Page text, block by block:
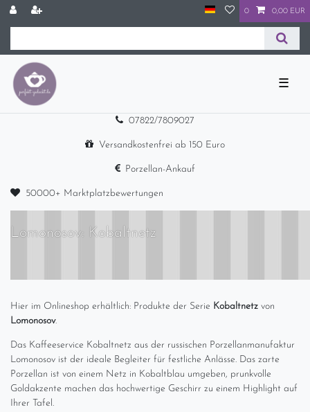
0 0,00 EUR
☰
07822/7809027
Versandkostenfrei ab 150 Euro
Porzellan-Ankauf
50000+ Marktplatzbewertungen
Lomonosov: Kobaltnetz
Hier im Onlineshop erhältlich: Produkte der Serie Kobaltnetz von
Lomonosov.
Das Kaffeeservice Kobaltnetz aus der russischen Porzellanmanufaktur
Lomonosov ist der ideale Begleiter für festliche Anlässe. Das zarte
Porzellan ist von einem Netz in Kobaltblau umgeben, prunkvolle
Goldakzente machen das hochwertige Geschirr zu einem Highlight auf
Ihrer Tafel.